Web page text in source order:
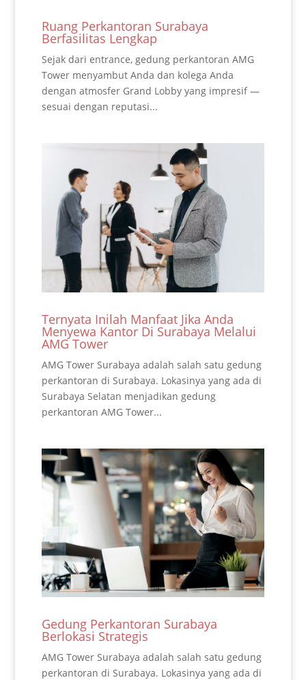
Ruang Perkantoran Surabaya
Berfasilitas Lengkap
Sejak dari entrance, gedung perkantoran AMG
Tower menyambut Anda dan kolega Anda
dengan atmosfer Grand Lobby yang impresif —
sesuai dengan reputasi...
Ternyata Inilah Manfaat Jika Anda
Menyewa Kantor Di Surabaya Melalui
AMG Tower
AMG Tower Surabaya adalah salah satu gedung
perkantoran di Surabaya. Lokasinya yang ada di
Surabaya Selatan menjadikan gedung
perkantoran AMG Tower...
Gedung Perkantoran Surabaya
Berlokasi Strategis
AMG Tower Surabaya adalah salah satu gedung
perkantoran di Surabaya. Lokasinya yang ada di